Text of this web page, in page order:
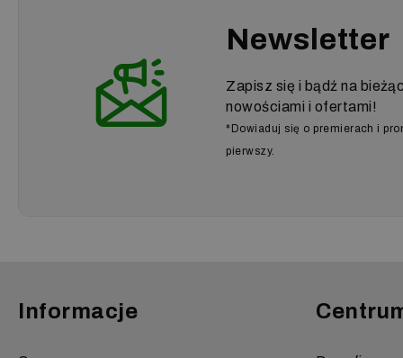
Newsletter
Zapisz się i bądź na
nowościami i ofertami!
*Dowiaduj się o premierach i
pierwszy.
Informacje